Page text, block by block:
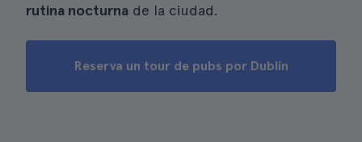
rutina nocturna de la ciudad.
Reserva un tour de pubs por Dublín